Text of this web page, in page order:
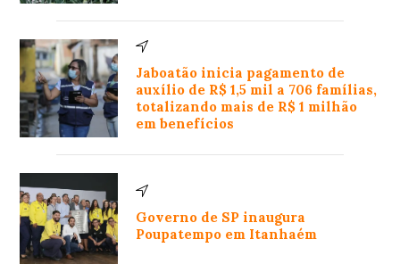
Jaboatão inicia pagamento de
auxílio de R$ 1,5 mil a 706 famílias,
totalizando mais de R$ 1 milhão
em benefícios
Governo de SP inaugura
Poupatempo em Itanhaém